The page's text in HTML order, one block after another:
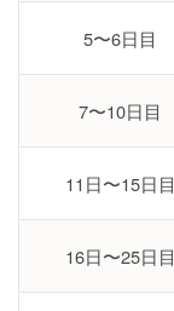
5〜6日目
7〜10日目
11日〜15日目
16日〜25日目